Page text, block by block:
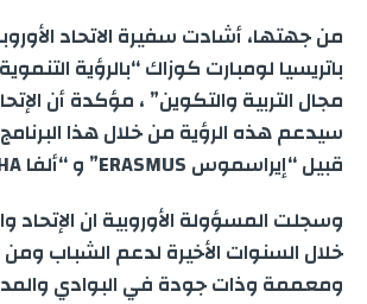
من جهتها، أشادت سفيرة الاتحاد
باتريسيا لومبارت كوزاك “بالرؤية
مجال التربية والتكوين” ، مؤكدة أن
سيدعم هذه الرؤية من خلال هذا
قبيل “إيراسموس ERASMUS” و “ألفا ALPHA”.
وسجلت المسؤولة الأوروبية ان الإتحاد
خلال السنوات الأخيرة لدعم الشباب
ومعممة وذات جودة في البوادي